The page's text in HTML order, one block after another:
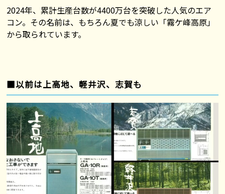
2024年、累計生産台数が4400万台を突破した人気のエア
コン。その名前は、もちろん夏でも涼しい「霧ケ峰高原」
から取られています。
■以前は上高地、軽井沢、志賀も